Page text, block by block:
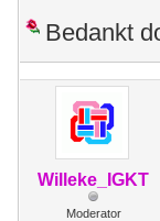
Bedankt
Willeke_IGKT
Moderator